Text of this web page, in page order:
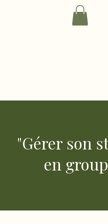
"Gérer son
en